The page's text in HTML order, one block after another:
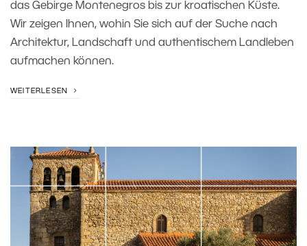
das Gebirge Montenegros bis zur kroatischen Küste.
Wir zeigen Ihnen, wohin Sie sich auf der Suche nach
Architektur, Landschaft und authentischem Landleben
aufmachen können.
WEITERLESEN